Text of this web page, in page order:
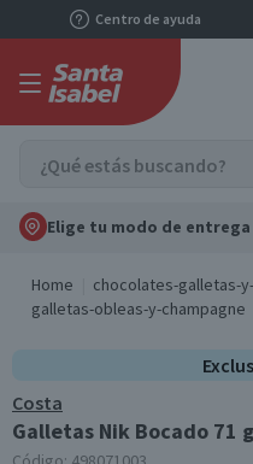
Centro de ayuda
Elige tu modo de entrega
Home chocolates-galletas-
galletas-obleas-y-champagne
Costa
Galletas Nik Bocado 71 g